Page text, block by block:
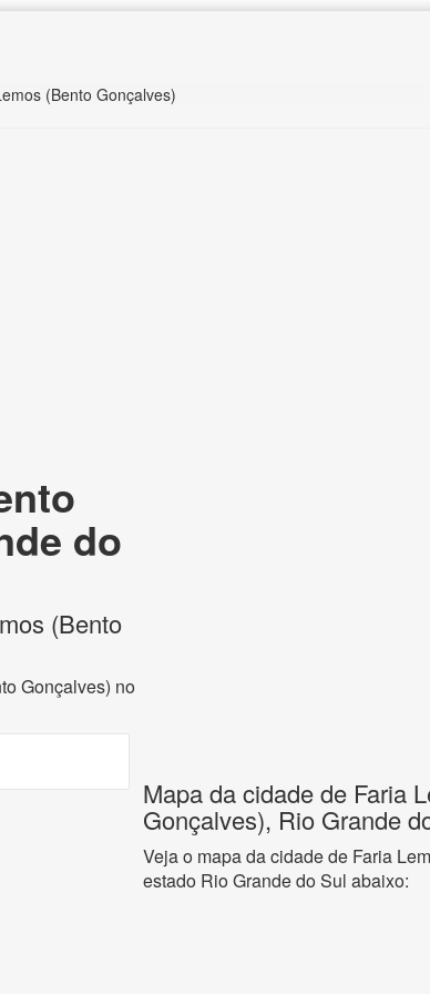
(Bento Gonçalves)
do
(Bento
Gonçalves) no
Mapa da cidade de Faria
Gonçalves), Rio Grande
Veja o mapa da cidade de Faria
estado Rio Grande do Sul abaixo: